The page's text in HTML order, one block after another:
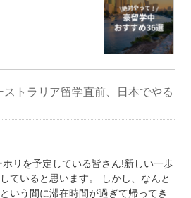
トラリア留学直前、日本でやる
リを予定している皆さん!新しい一歩
ていると思います。 しかし、なんと
いう間に滞在時間が過ぎて帰ってき